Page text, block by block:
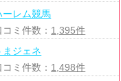
ーレム競馬
コミ件数： 1,395件
まジェネ
コミ件数： 1,498件